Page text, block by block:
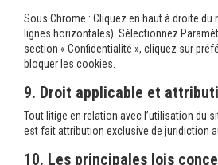
Sous Chrome : Cliquez en haut à droite
lignes horizontales). Sélectionnez
section « Confidentialité », cliquez sur
bloquer les cookies.
9. Droit applicable et
Tout litige en relation avec l’utilisation du
est fait attribution exclusive de juridiction
10. Les principales lois